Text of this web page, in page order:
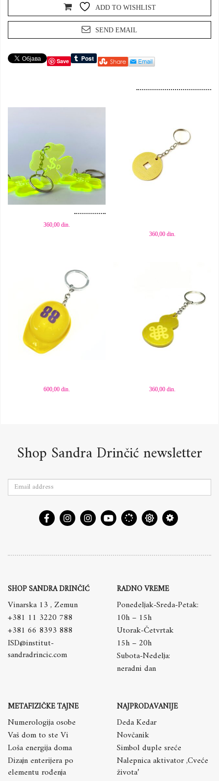
ADD TO WISHLIST
SEND EMAIL
Save
Dodaj u korpu
360,00 din.
360,00din.
Dodaj u korpu
600,00 din. 360,00din.
Shop Sandra Drinčić newsletter
SHOP SANDRA DRINČIĆ
Vinarska 13 , Zemun
+381 11 3220 788
+381 66 8393 888
ISD@institut-
sandradrincic.com
RADNO VREME
Ponedeljak-Sreda-Petak:
10h – 15h
Utorak-Četvrtak
15h – 20h
Subota-Nedelja:
neradni dan
METAFIZIČKE TAJNE
Numerologija osobe
Vaš dom to ste Vi
Loša energija doma
Dizajn enterijera po
elementu rođenja
NAJPRODAVANIJE
Deda Kedar
Novčanik
Simbol duple sreće
Nalepnica aktivator ,Cveće
života’